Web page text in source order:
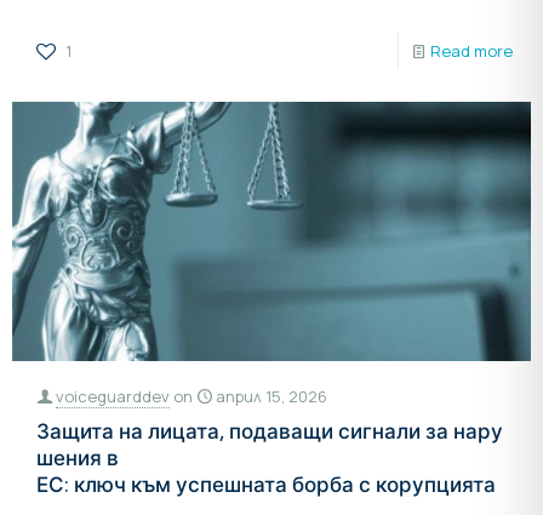
1 Read more
voiceguarddev on април 15, 2026
Защита на лицата, подаващи сигнали за нару
шения в
ЕС: ключ към успешната борба с корупцията